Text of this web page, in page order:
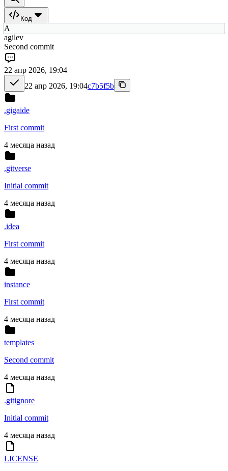
Код
A
agilev
Second commit
22 апр 2026, 19:04
22 апр 2026, 19:04c7b5f5b
.gigaide
First commit
4 месяца назад
.gitverse
Initial commit
4 месяца назад
.idea
First commit
4 месяца назад
instance
First commit
4 месяца назад
templates
Second commit
4 месяца назад
.gitignore
Initial commit
4 месяца назад
LICENSE